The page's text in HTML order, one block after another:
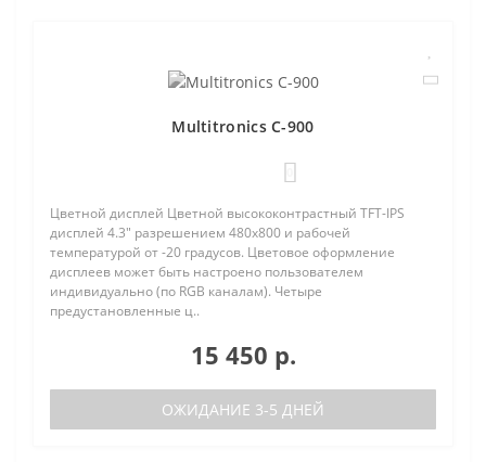
Multitronics C-900
Цветной дисплей Цветной высококонтрастный TFT-IPS
дисплей 4.3" разрешением 480х800 и рабочей
температурой от -20 градусов. Цветовое оформление
дисплеев может быть настроено пользователем
индивидуально (по RGB каналам). Четыре
предустановленные ц..
15 450 р.
ОЖИДАНИЕ 3-5 ДНЕЙ